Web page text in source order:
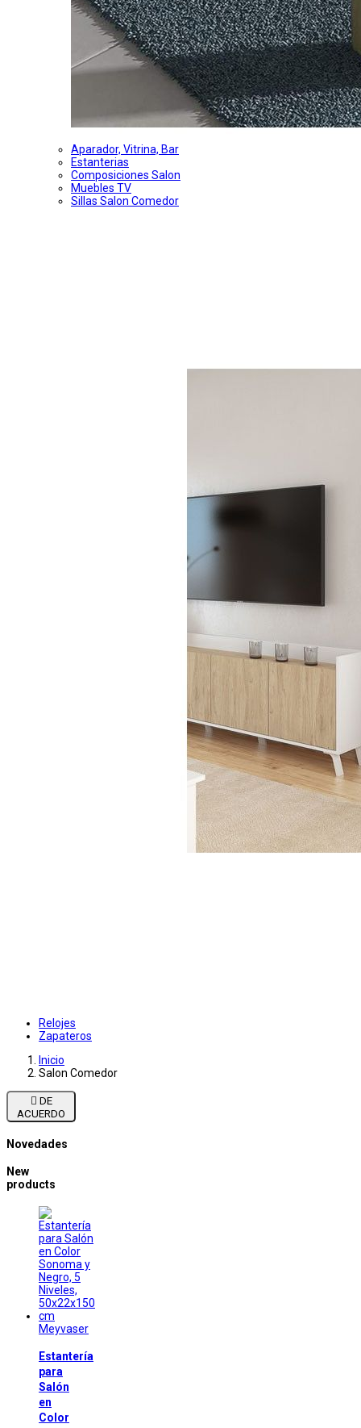
Aparador, Vitrina, Bar
Estanterias
Composiciones Salon
Muebles TV
Sillas Salon Comedor
Relojes
Zapateros
Inicio
Salon Comedor

ACUERDO
Novedades
New
products
Meyvaser
Estantería
para
Salón
en
Color